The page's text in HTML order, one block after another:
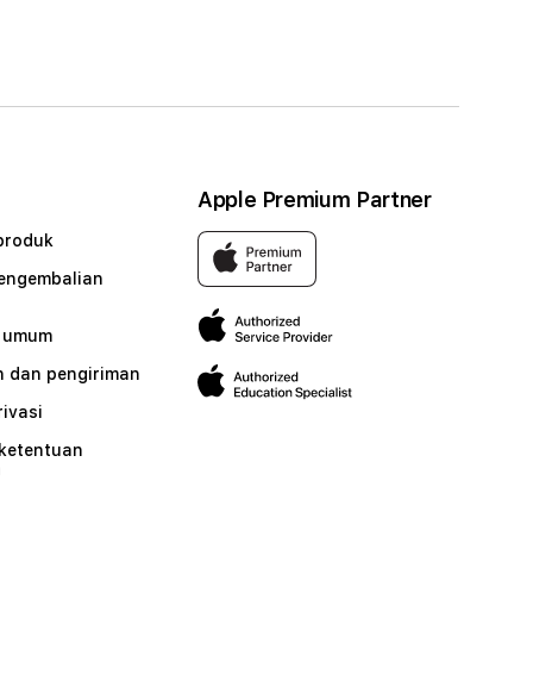
dan pengiriman
Apple Premium Partner